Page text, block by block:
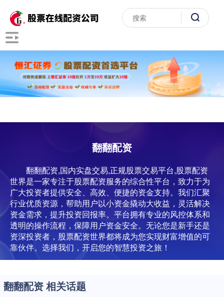
翻翻配资
翻翻配资,国内实盘交易,正规股票交易平台,股票配资
世界是一家专注于股票配资服务的综合性平台，致力于为
广大投资者提供安全、高效、便捷的资金支持。我们汇聚
行业优质资源，帮助用户以小资金撬动大收益，灵活解决
资金需求，提升投资回报率。平台拥有专业的风控体系和
透明的操作流程，保障用户资金安全。无论您是新手还是
资深投资者，股票配资世界都将成为您实现财富增值的可
靠伙伴。选择我们，开启您的智慧投资之旅！
翻翻配资 相关话题